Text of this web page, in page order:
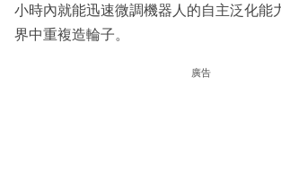
小時內就能迅速微調機器人的自主泛化能
界中重複造輪子。
廣告